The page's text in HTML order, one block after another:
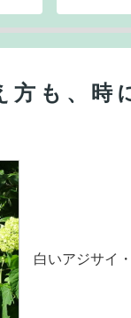
方も、時
白いアジサイ